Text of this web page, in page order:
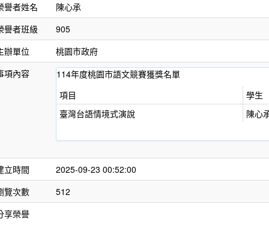
譽者姓名
陳心承
譽者班級
905
辦單位
桃園市政府
項內容
114年度桃園市語文競賽獲獎名單
項目
學生
臺灣台語情境式演說
陳心
立時間
2025-09-23 00:52:00
覽次數
512
享榮譽